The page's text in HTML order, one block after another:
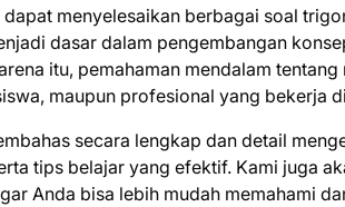
menyelesaikan berbagai soal
dasar dalam pengembangan
itu, pemahaman mendalam
maupun profesional yang bekerja
secara lengkap dan detail
tips belajar yang efektif. Kami juga
Anda bisa lebih mudah memahami